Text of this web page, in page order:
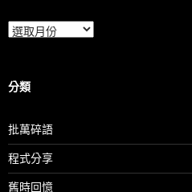
彙
整
分類
批萬碎語
程式分享
舊時回憶